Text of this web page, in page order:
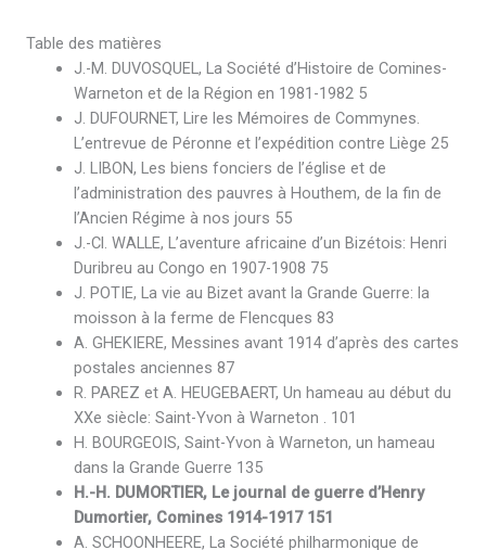
Table des matières
J.-M. DUVOSQUEL, La Société d’Histoire de Comines-
Warneton et de la Région en 1981-1982 5
J. DUFOURNET, Lire les Mémoires de Commynes.
L’entrevue de Péronne et l’expédition contre Liège 25
J. LIBON, Les biens fonciers de l’église et de
l’administration des pauvres à Houthem, de la fin de
l’Ancien Régime à nos jours 55
J.-Cl. WALLE, L’aventure africaine d’un Bizétois: Henri
Duribreu au Congo en 1907-1908 75
J. POTIE, La vie au Bizet avant la Grande Guerre: la
moisson à la ferme de Flencques 83
A. GHEKIERE, Messines avant 1914 d’après des cartes
postales anciennes 87
R. PAREZ et A. HEUGEBAERT, Un hameau au début du
XXe siè­cle: Saint-Yvon à Warneton . 101
H. BOURGEOIS, Saint-Yvon à Warneton, un hameau
dans la Grande Guerre 135
H.-H. DUMORTIER, Le journal de guerre d’Henry
Dumortier, Comines 1914-1917 151
A. SCHOONHEERE, La Société philharmonique de